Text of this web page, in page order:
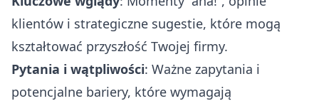
klientów i strategiczne sugestie, które mogą
kształtować przyszłość Twojej firmy.
Pytania i wątpliwości: Ważne zapytania i
potencjalne bariery, które wymagają